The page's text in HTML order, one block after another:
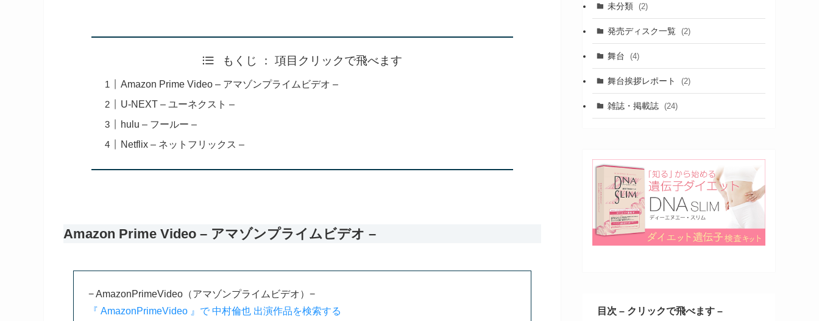
もくじ ： 項目クリックで飛べます
Amazon Prime Video – アマゾンプライムビデオ –
U-NEXT – ユーネクスト –
hulu – フールー –
Netflix – ネットフリックス –
Amazon Prime Video – アマゾンプライムビデオ –
− AmazonPrimeVideo（アマゾンプライムビデオ）−
『 AmazonPrimeVideo 』で 中村倫也 出演作品を検索する
未分類 (2)
発売ディスク一覧 (2)
舞台 (4)
舞台挨拶レポート (2)
雑誌・掲載誌 (24)
目次 – クリックで飛べます –